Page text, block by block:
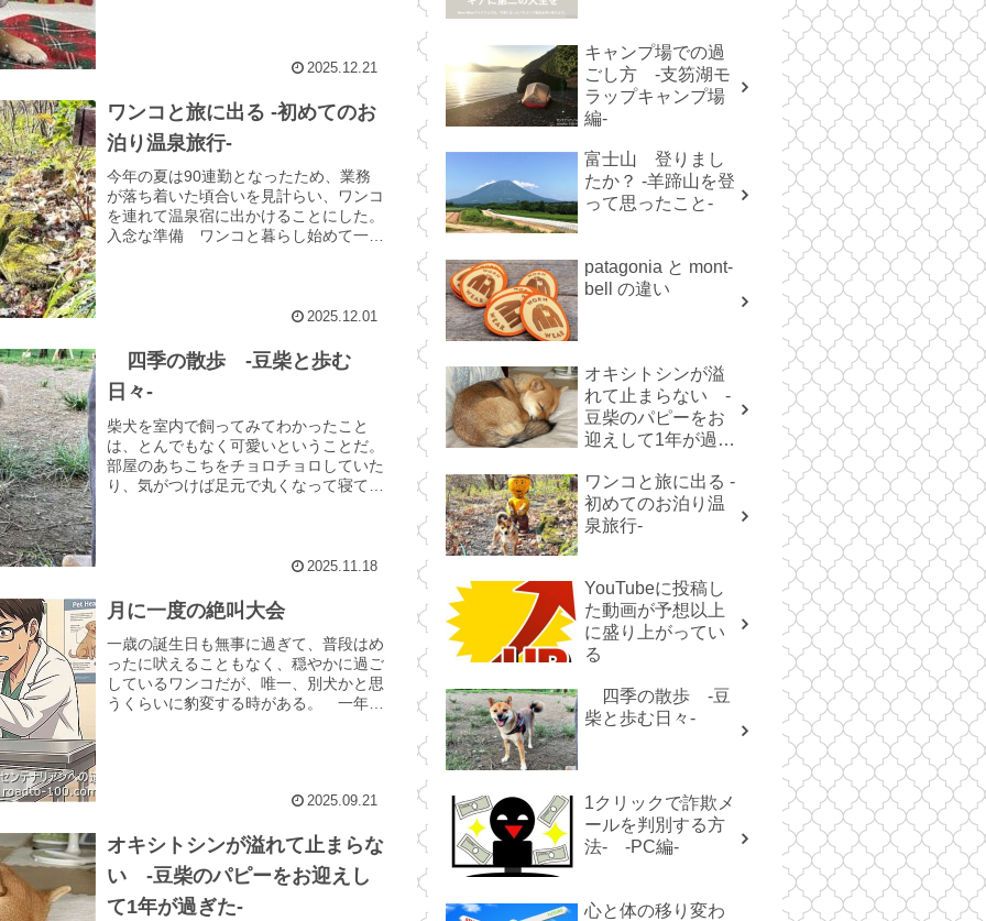
2025.12.21
ワンコと旅に出る -初めてのお
泊り温泉旅行-
今年の夏は90連勤となったため、業務
が落ち着いた頃合いを見計らい、ワンコ
を連れて温泉宿に出かけることにした。
入念な準備 ワンコと暮らし始めて一番
2025.12.01
四季の散歩 -豆柴と歩む
日々-
柴犬を室内で飼ってみてわかったこと
は、とんでもなく可愛いということだ。
部屋のあちこちをチョロチョロしていた
り、気がつけば足元で丸くなって寝てい
2025.11.18
月に一度の絶叫大会
一歳の誕生日も無事に過ぎて、普段はめ
ったに吠えることもなく、穏やかに過ご
しているワンコだが、唯一、別犬かと思
うくらいに豹変する時がある。 一年ほ
2025.09.21
オキシトシンが溢れて止まらな
い -豆柴のパピーをお迎えし
て1年が過ぎた-
キャンプ場での過
ごし方 -支笏湖モ
ラップキャンプ場
編-
富士山 登りまし
たか？ -羊蹄山を登
って思ったこと-
patagonia と mont-
bell の違い
オキシトシンが溢
れて止まらない -
豆柴のパピーをお
迎えして1年が過ぎ
ワンコと旅に出る -
初めてのお泊り温
泉旅行-
YouTubeに投稿し
た動画が予想以上
に盛り上がってい
る
四季の散歩 -豆
柴と歩む日々-
1クリックで詐欺メ
ールを判別する方
法- -PC編-
心と体の移り変わ